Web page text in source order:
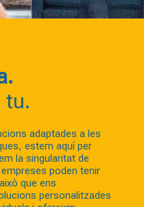
tu.
adaptades a les
estem aquí per
la singularitat de
poden tenir
que ens
personalitzades